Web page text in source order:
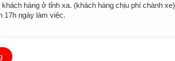
hàng ở tỉnh xa. (khách hàng chịu phí chành xe)
17h ngày làm việc.
số lượng